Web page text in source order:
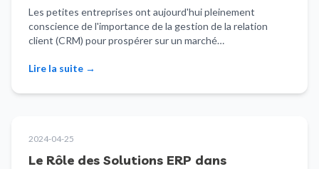
Relation Client pour les Petites
Entreprises
Les petites entreprises ont aujourd'hui pleinement
conscience de l'importance de la gestion de la relation
client (CRM) pour prospérer sur un marché…
Lire la suite →
2024-04-25
Le Rôle des Solutions ERP dans